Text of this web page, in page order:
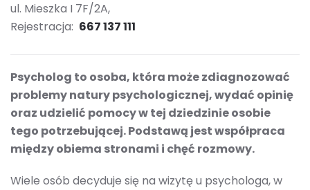
ul. Mieszka I 7F/2A,
Rejestracja: 667 137 111
Psycholog to osoba, która może zdiagnozować
problemy natury psychologicznej, wydać opinię
oraz udzielić pomocy w tej dziedzinie osobie
tego potrzebującej. Podstawą jest współpraca
między obiema stronami i chęć rozmowy.
Wiele osób decyduje się na wizytę u psychologa, w